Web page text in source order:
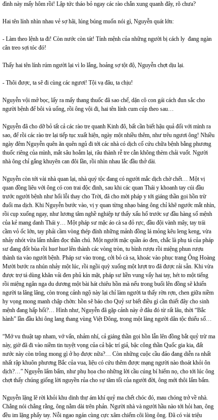
đình này mấy hôm rồi! Lập tức tháo bỏ ngay các rào chắn xung quanh đây, rõ chưa?
Hai tên lính nhìn nhau vẻ sợ hãi, lúng búng muốn nói gì, Nguyễn quát lớn:
- Làm theo lệnh ta đi! Còn nước còn tát! Tính mệnh của những người bị cách ly đang ngàn
cân treo sợi tóc đó!
Thấy hai tên lính rúm người lại vì lo lắng, hoảng sợ tột độ, Nguyễn chợt dịu lại.
- Thôi được, ta sẽ đi cùng các ngươi! Tội vạ đâu, ta chịu!
Nguyễn vội mở bọc, lấy ra mấy thang thuốc đã sao chế, dặn cô con gái cách đun sắc cho
người bệnh để bôi và uống, rồi ông vội đi, hai tên lính cum cúp theo sau…
Nguyễn đã cho dỡ bỏ tất cả các rào tre quanh Kinh đô, bất cần biết hậu quả đối với mình ra
sao, để rồi các rào tre lại tiếp tục xuất hiện, ngày một nhiều thêm, như trêu ngươi ông! Nhiều
ngày đêm Nguyễn quên ăn quên ngủ đi tới các nhà có dịch cố cứu chữa bệnh bằng phương
thuốc riêng của mình, mắt sâu hoắm lại, râu thành rễ tre cằn không thèm chải vuốt. Người
nhà ông chỉ gắng khuyên can đôi lần, rồi nhìn nhau lắc đầu thở dài.
Nguyễn còn tới vài nhà quan lại, nhà quý tộc đang có người mắc dịch chờ chết… Một vị
quan đồng liêu với ông có con trai độc đinh, sau khi các quan Thái y khoanh tay cúi đầu
trước người bệnh như hối lỗi thay cho Trời, đã cho mời pháp y tới giáng thần gọi hồn trừ
đuổi ma dịch. Khi Nguyễn bước vào, vị y quan từng nhạo báng ông chỉ khẽ ngước mắt nhìn,
rồi cụp xuống ngay, như lương tâm nghề nghiệp tự thấy xấu hổ trước sự đầu hàng số mệnh
của kẻ mang danh Thái y… Một pháp sư mặc áo cà sa đỏ rực, đầu đội vành mây, tay trái
cầm vỏ ốc lớn, tay phải cầm vòng thép đính những mảnh đồng lá mỏng kêu leng keng, vừa
nhảy nhót vừa lẩm nhẩm đọc thần chú. Một người mặc quần áo đen, chắc là phụ tá của pháp
sư đang đốt bùa rồi huơ huơ lên thành các vòng tròn, tu bình rượu rồi miệng phun rượu
thành tia vào người bệnh. Pháp sư vào trong, cởi bỏ cà sa, khoác vào phục trang Ông Hoàng
Mười bước ra nhún nhảy một lúc, rồi ngồi quỳ xuống một lượt tro đã được rải sẵn. Khi vừa
được trợ tá dùng khăn vải đen phủ kín mặt, pháp sư liền vung vẩy hai tay, hét to một tiếng
rồi miệng ngân nga du dương một bài hát chiêu hồn mà nếu trong buổi lên đồng sẽ khiến
người ta lâng lâng, còn trong cảnh ngộ này lại chỉ làm người ta thấy rờn rợn, chen giữa niềm
hy vọng mong manh chập chờn: hồn sẽ báo cho Quỷ sư biết điều gì cần thiết đây cho sinh
mệnh đang hấp hối?… Hình như, Nguyễn đã gặp cảnh này ở đâu đó từ rất lâu, thời “Bắc
hành” lần đầu khi ông lang thang vùng Việt Đông, trong một làng người dân tộc thiểu số…
“Mớ vu thuật tạp nham, vớ vẩn, nhảm nhí, cả giáng thần gọi hồn lẫn lên đồng bắt quỷ trừ ma
này, giờ đã đi vào niềm tin tuyệt vọng của cả bậc trí giả, bậc công thần Quốc gia kia, đất
nước này còn trông mong gì ở họ được nữa?… Còn những cuộc cầu đảo đang diễn ra nhất
nhất rập khuôn phương Bắc của vua, liệu có cứu thêm được mạng người nào thoát khỏi ôn
dịch?…” Nguyễn lẩm bẩm, như phụ họa cho những lời cầu cúng bí hiểm nọ, cho tới lúc ông
chợt thấy chúng giống lời nguyền rủa cho sự tăm tối của người đời, ông mới thôi lẩm bẩm.
Nguyễn lặng lẽ rời khỏi khu dinh thự ám khí quỷ ma chết chóc đó, mau chóng trở về nhà.
Chẳng nói chẳng rằng, ông nằm dài trên phản. Người nhà và người hầu nào tới hỏi han, ông
đều im lặng phẩy tay. Nỗi ngao ngán cùng cực xâm chiếm cõi lòng ông. Đã có vài triệu